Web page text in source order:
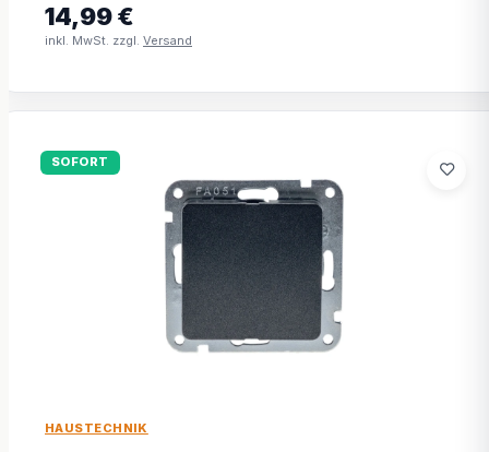
14,99 €
inkl. MwSt. zzgl. Versand
SOFORT
HAUSTECHNIK